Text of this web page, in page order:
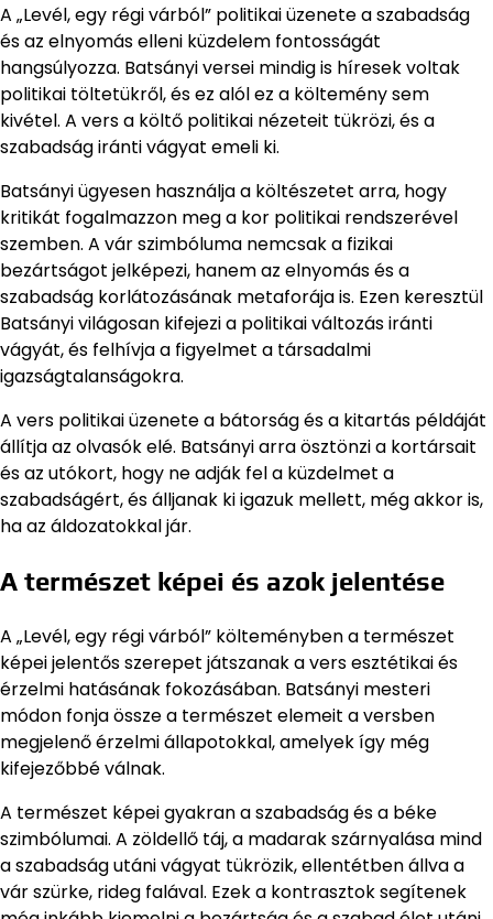
A „Levél, egy régi várból” politikai üzenete a szabadság
és az elnyomás elleni küzdelem fontosságát
hangsúlyozza. Batsányi versei mindig is híresek voltak
politikai töltetükről, és ez alól ez a költemény sem
kivétel. A vers a költő politikai nézeteit tükrözi, és a
szabadság iránti vágyat emeli ki.
Batsányi ügyesen használja a költészetet arra, hogy
kritikát fogalmazzon meg a kor politikai rendszerével
szemben. A vár szimbóluma nemcsak a fizikai
bezártságot jelképezi, hanem az elnyomás és a
szabadság korlátozásának metaforája is. Ezen keresztül
Batsányi világosan kifejezi a politikai változás iránti
vágyát, és felhívja a figyelmet a társadalmi
igazságtalanságokra.
A vers politikai üzenete a bátorság és a kitartás példáját
állítja az olvasók elé. Batsányi arra ösztönzi a kortársait
és az utókort, hogy ne adják fel a küzdelmet a
szabadságért, és álljanak ki igazuk mellett, még akkor is,
ha az áldozatokkal jár.
A természet képei és azok jelentése
A „Levél, egy régi várból” költeményben a természet
képei jelentős szerepet játszanak a vers esztétikai és
érzelmi hatásának fokozásában. Batsányi mesteri
módon fonja össze a természet elemeit a versben
megjelenő érzelmi állapotokkal, amelyek így még
kifejezőbbé válnak.
A természet képei gyakran a szabadság és a béke
szimbólumai. A zöldellő táj, a madarak szárnyalása mind
a szabadság utáni vágyat tükrözik, ellentétben állva a
vár szürke, rideg falával. Ezek a kontrasztok segítenek